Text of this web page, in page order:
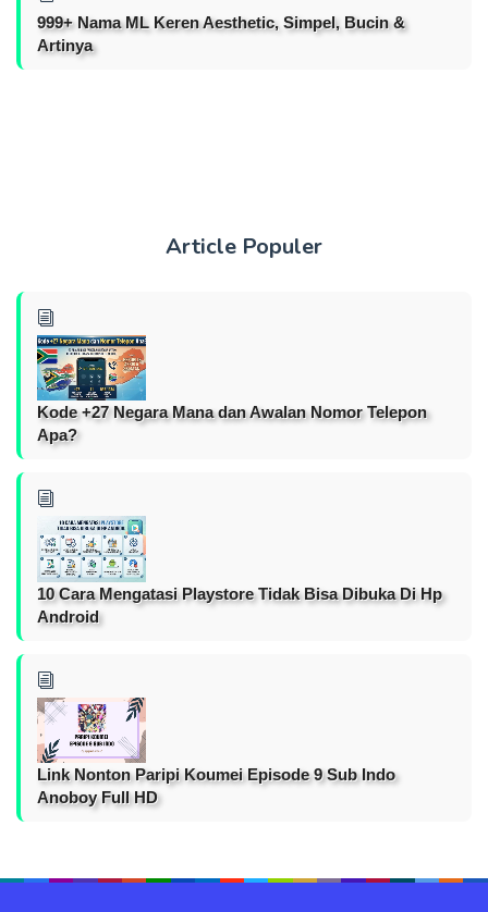
999+ Nama ML Keren Aesthetic, Simpel, Bucin &
Artinya
Article Populer
Kode +27 Negara Mana dan Awalan Nomor Telepon
Apa?
10 Cara Mengatasi Playstore Tidak Bisa Dibuka Di Hp
Android
Link Nonton Paripi Koumei Episode 9 Sub Indo
Anoboy Full HD